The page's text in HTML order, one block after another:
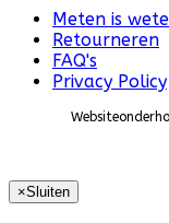
Meten is
Retourneren
FAQ's
Privacy Policy
×Sluiten